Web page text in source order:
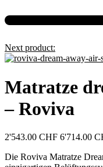
Next product:
Matratze
– Roviva
2'543.00 CHF 6'714.00
Die Roviva Matratze